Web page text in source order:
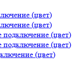
(цвет)
(цвет)
(цвет)
(цвет)
(цвет)